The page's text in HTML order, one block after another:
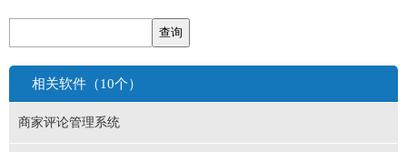
相关软件（10个）
商家评论管理系统